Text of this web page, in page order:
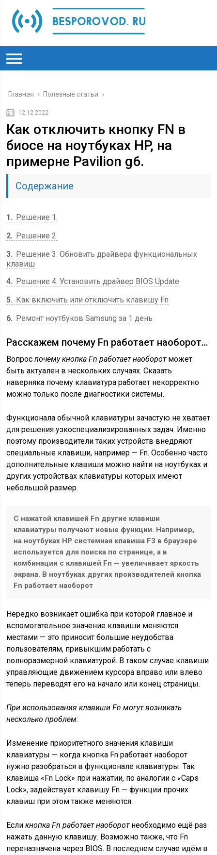
Главная › Полезные статьи ›
12.12.2022
Как отключить кнопку FN в
биосе на ноутбуках HP, на
примерне Pavilion g6.
Содержание
1
Решение 1.
2
Решение 2.
3
Решение 3. Обновить драйвера функциональных
клавиш
4
Решение 4. Установить драйвер BIOS Update
5
Как включить или отключить клавишу Fn
6
Ремонт ноутбуков Samsung за 1 день
Расскажем почему Fn работает наоборот…
Вопроспочему кнопка Fn работает наоборотможет
быть актуален в нескольких случаях. Сказать
наверняка почему клавиатура работает некорректно
можно только после диагностики системы.
Функционала обычной клавиатуры зачастую не хватает
для решения узкоспециализированных задач. Именно
поэтому производители таких устройств внедряют
специальные клавиши, например — Fn. Особенно часто
дополнительные клавиши можно найти на ноутбуках и
других устройствах клавиатуры которых имеют
небольшой размер.
С нажатой клавишей Fn другие клавиши
клавиатуры получают новые функции. Например,
на ноутбуках HP системная клавиша F3 в браузере
используется для поиска по странице, а в
комбинации с клавишей Fn — увеличивает яркость
экрана. В ноутбуках других производителей кнопка
Fn работает наоборот
Нередко возникает ошибка при которой главное и
вспомогательное значение клавиши меняются
местами — это приносит большие неудобства
пользователям, привыкшим работать с
полноразмерной клавиатурой. В таком случае клавиши
управляющие движением курсора вправо или влево
теперь переводят его на начало или конец страницы.
При использования клавиши Fn могут возникать
несколько проблем:
Изменение приоритетного значения клавиши
клавиатуры — когда кнопка Fn работает наоборот
нужно разобраться в функционале клавиатуры. Так
клавиша «Fn Lock» при нажатии, по аналогии с «Caps
Lock», задействует клавишу Fn — функции прочих
клавиш при этом также меняются.
Есликнопка Fn работает наоборотнеобходимо ещё раз
нажать данную клавишу. Возможно также, что Fn
переназначена через BIOS. В последнем случае идём в